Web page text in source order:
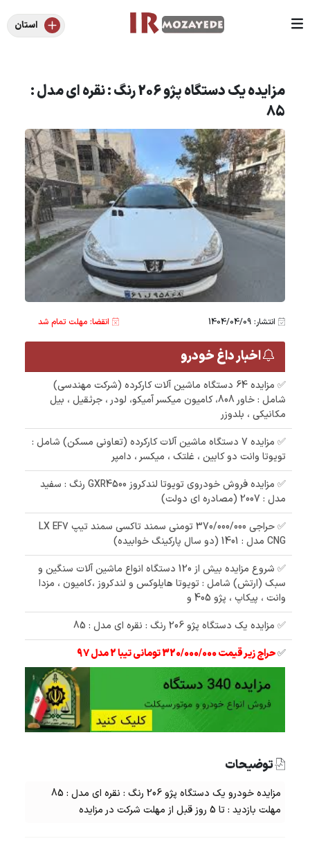
استان
مزایده یک دستگاه پژو 206 رنگ : نقره ای مدل :
85
انتشار: 1404/04/09 انقضا: مهلت تمام شد
اخبار داغ خودرو
✅ مزایده 64 دستگاه ماشین آلات کارکرده (شرکت مهندسی)
شامل : خاور 808، کامیون میکسر آمیکو، لودر ، جرثقیل ، بیل
مکانیکی ، بلدوزر
✅ مزایده 7 دستگاه ماشین آلات کارکرده (تعاونی مسکن) شامل :
تویوتا وانت دو کابین ، غلتک ، میکسر ، دامپر
✅ مزایده فروش خودروی تویوتا لندکروز GXR4500 رنگ : سفید
مدل : 2007 (مصادره ای دولت)
✅ حراجی 370/000/000 تومنی سمند تاکسی سمند تیپ LX EF7
CNG مدل : 1401 (دو سال پارکینگ خوابیده)
✅ شروع مزایده بیش از 120 دستگاه انواع ماشین آلات سنگین و
سبک (ارتش) شامل : تویوتا هایلوکس و لندکروز ،کامیون ، مزدا
وانت ، پیکاپ ، پژو 405 و
✅ مزایده یک دستگاه پژو 206 رنگ : نقره ای مدل : 85
✅حراج زیر قیمت 320/000/000 تومانی تیبا 2 مدل 97
توضیحات
مزایده خودرو یک دستگاه پژو 206 رنگ : نقره ای مدل : 85
مهلت بازدید : تا 5 روز قبل از مهلت شرکت در مزایده